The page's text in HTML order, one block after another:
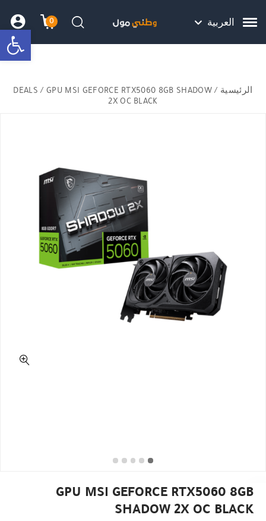
هل نزلت التطبيق ليصلك كل جديد ؟
العربية 0
עגלתחיפוש
الرئيسية /
DEALS/ GPU MSI GEFORCE RTX5060 8GB SHADOW
2X OC BLACK
GPU MSI GEFORCE RTX5060 8GB
SHADOW 2X OC BLACK